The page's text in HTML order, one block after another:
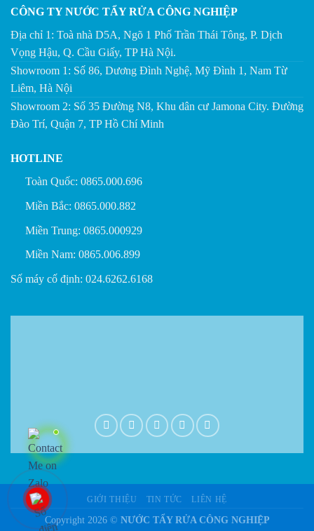
CÔNG TY NƯỚC TẨY RỬA CÔNG NGHIỆP
Địa chỉ 1: Toà nhà D5A, Ngõ 1 Phố Trần Thái Tông, P. Dịch
Vọng Hậu, Q. Cầu Giấy, TP Hà Nội.
Showroom 1: Số 86, Dương Đình Nghệ, Mỹ Đình 1, Nam Từ
Liêm, Hà Nội
Showroom 2: Số 35 Đường N8, Khu dân cư Jamona City. Đường
Đào Trí, Quận 7, TP Hồ Chí Minh
HOTLINE
Toàn Quốc: 0865.000.696
Miền Bắc: 0865.000.882
Miền Trung: 0865.000929
Miền Nam: 0865.006.899
Số máy cố định: 024.6262.6168
GIỚI THIỆU TIN TỨC LIÊN HỆ
Copyright 2026 © NƯỚC TẨY RỬA CÔNG NGHIỆP